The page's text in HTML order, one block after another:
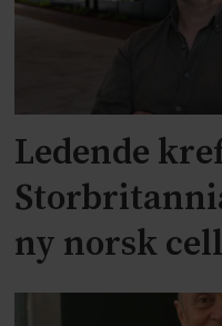
Ledende
ny norsk